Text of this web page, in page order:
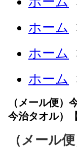
ホーム
ホーム
ホーム
（メール便
今治タオル）
（メール